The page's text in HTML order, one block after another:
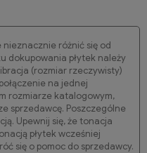
różnić się od
dokupowania płytek należy
(rozmiar rzeczywisty)
na jednej
rozmiarze katalogowym,
sprzedawcę. Poszczególne
Upewnij się, że tonacja
płytek wcześniej
się o pomoc do sprzedawcy.